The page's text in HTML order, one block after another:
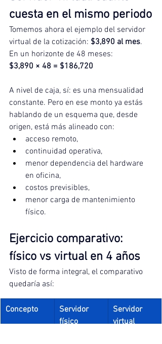
cuesta en el mismo periodo
Tomemos ahora el ejemplo del servidor
virtual de la cotización: $3,890 al mes.
En un horizonte de 48 meses:
$3,890 × 48 = $186,720
A nivel de caja, sí: es una mensualidad
constante. Pero en ese monto ya estás
hablando de un esquema que, desde
origen, está más alineado con:
acceso remoto,
continuidad operativa,
menor dependencia del hardware
en oficina,
costos previsibles,
menor carga de mantenimiento
físico.
Ejercicio comparativo:
físico vs virtual en 4 años
Visto de forma integral, el comparativo
quedaría así:
Concepto
Servidor
físico
Servidor
virtual